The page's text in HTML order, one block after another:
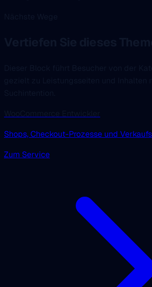
Shops, Checkout-Prozesse und
Zum Service